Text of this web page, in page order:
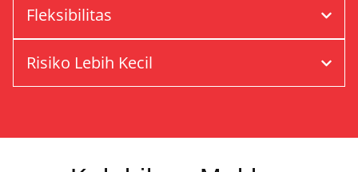
Fleksibilitas
Risiko Lebih Kecil